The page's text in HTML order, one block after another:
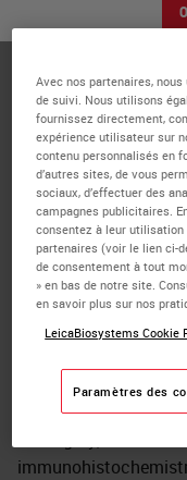
Ingelheim
of Immunology and
Boehringer
capacity he leads
implementing and
techniques, whole
analysis, to build
tissue specimens
across the
Biology, and has 10
digital pathology
Ingelheim, Alex was
Professor in the
Avec nos partenaires,
de suivi. Nous utilisons
fournissez directement,
expérience utilisateur sur
contenu personnalisés en
d’autres sites, de vous
sociaux, d’effectuer des
campagnes publicitaires.
consentez à leur utilisation
partenaires (voir le lien ci-
de consentement à tout
» en bas de notre site.
en savoir plus sur nos
LeicaBiosystems Cookie
Paramètres des